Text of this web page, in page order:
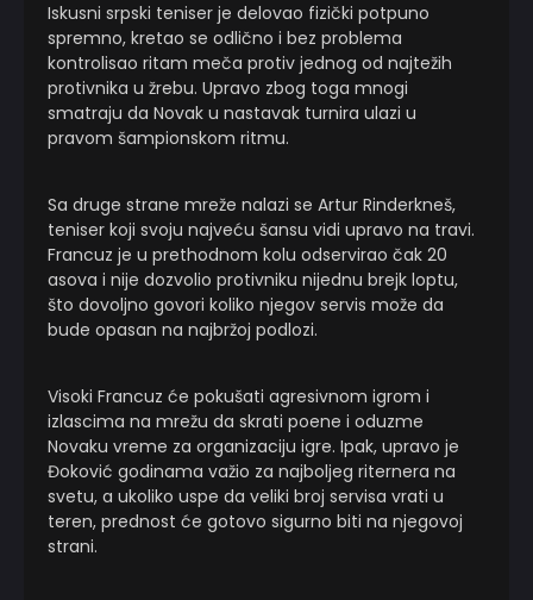
Iskusni srpski teniser je delovao fizički potpuno
spremno, kretao se odlično i bez problema
kontrolisao ritam meča protiv jednog od najtežih
protivnika u žrebu. Upravo zbog toga mnogi
smatraju da Novak u nastavak turnira ulazi u
pravom šampionskom ritmu.
Sa druge strane mreže nalazi se Artur Rinderkneš,
teniser koji svoju najveću šansu vidi upravo na travi.
Francuz je u prethodnom kolu odservirao čak 20
asova i nije dozvolio protivniku nijednu brejk loptu,
što dovoljno govori koliko njegov servis može da
bude opasan na najbržoj podlozi.
Visoki Francuz će pokušati agresivnom igrom i
izlascima na mrežu da skrati poene i oduzme
Novaku vreme za organizaciju igre. Ipak, upravo je
Đoković godinama važio za najboljeg riternera na
svetu, a ukoliko uspe da veliki broj servisa vrati u
teren, prednost će gotovo sigurno biti na njegovoj
strani.